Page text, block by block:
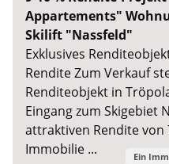
Appartements"
Skilift "Nassfeld"
Exklusives
Rendite Zum Verkauf
Renditeobjekt in
Eingang zum Skigebiet
attraktiven Rendite von
Immobilie ...
Ein